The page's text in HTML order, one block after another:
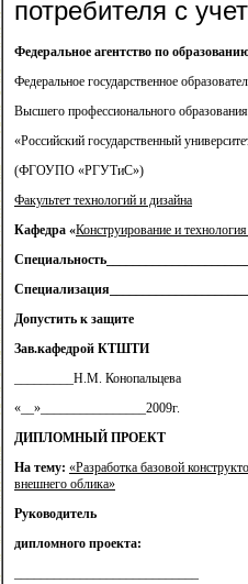
потребителя с
Федеральное агентство по
Федеральное государственное
Высшего профессионального образования
«Российский государственный
(ФГОУПО «РГУТиС»)
Факультет технологий и дизайна
Кафедра «Конструирование и
Допустить к защите
Зав.кафедрой КТШТИ
_________Н.М. Конопальцева
«__»________________2009г.
ДИПЛОМНЫЙ ПРОЕКТ
На тему: «Разработка базовой
внешнего облика»
Руководитель
дипломного проекта: